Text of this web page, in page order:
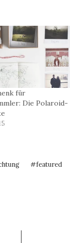
für
Die Polaroid-
#featured